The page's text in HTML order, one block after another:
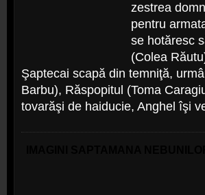
zestrea
pentru
se hotăresc
(Colea
Şaptecai scapă din temniţă,
Barbu), Răspopitul (Toma
tovarăşi de haiducie, Anghel îşi